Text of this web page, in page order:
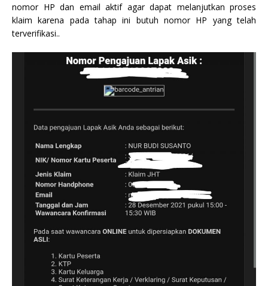
nomor HP dan email aktif agar dapat melanjutkan proses
klaim karena pada tahap ini butuh nomor HP yang telah
terverifikasi..